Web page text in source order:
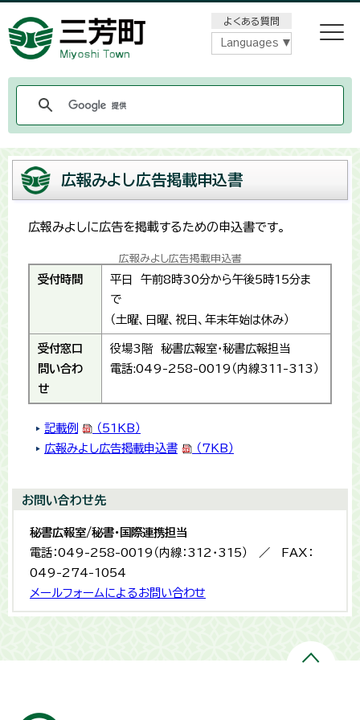
よくある質問
Languages
広報みよし広告掲載申込書
広報みよしに広告を掲載するための申込書です。
広報みよし広告掲載申込書
受付時間
平日 午前8時30分から午後5時15分ま
で
（土曜、日曜、祝日、年末年始は休み）
受付窓口
問い合わ
せ
役場3階 秘書広報室・秘書広報担当
電話:049-258-0019（内線311-313）
記載例 （51 KB）
広報みよし広告掲載申込書
（7KB）
お問い合わせ先
秘書広報室/秘書・国際連携担当
電話：049-258-0019（内線：312・315） ／ FAX：
049-274-1054
メールフォームによるお問い合わせ